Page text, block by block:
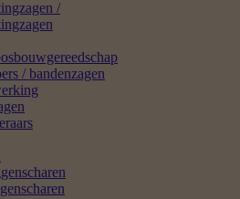
/
/ bandenzagen